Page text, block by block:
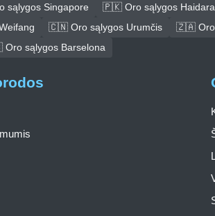
Singapore 🇵🇰 Oro sąlygos
🇨🇳 Oro sąlygos Urumčis 🇿🇦 Oro
sąlygos Barselona